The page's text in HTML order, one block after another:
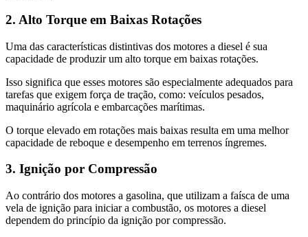
2. Alto Torque em Baixas Rotações
Uma das características distintivas dos motores a diesel é sua
capacidade de produzir um alto torque em baixas rotações.
Isso significa que esses motores são especialmente adequados para
tarefas que exigem força de tração, como: veículos pesados,
maquinário agrícola e embarcações marítimas.
O torque elevado em rotações mais baixas resulta em uma melhor
capacidade de reboque e desempenho em terrenos íngremes.
3. Ignição por Compressão
Ao contrário dos motores a gasolina, que utilizam a faísca de uma
vela de ignição para iniciar a combustão, os motores a diesel
dependem do princípio da ignição por compressão.